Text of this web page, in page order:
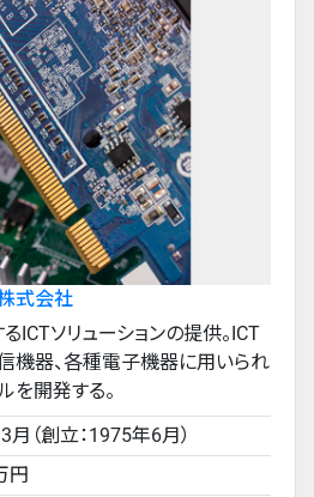
式会社
ICTソリューションの提供。ICT
機器、各種電子機器に用いられ
を開発する。
（創立：1975年6月）
円